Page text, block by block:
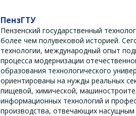
ПензГТУ
Пензенский государственный
более чем полувековой историей.
технологии, международный опыт
процесса модернизации
образования технологического
ориентированы на нужды реальных
пищевой, химической,
информационных технологий и
производства, отвечающих